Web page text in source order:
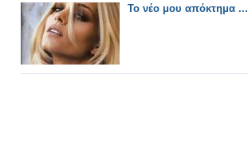
Το νέο μου απόκτημα ...